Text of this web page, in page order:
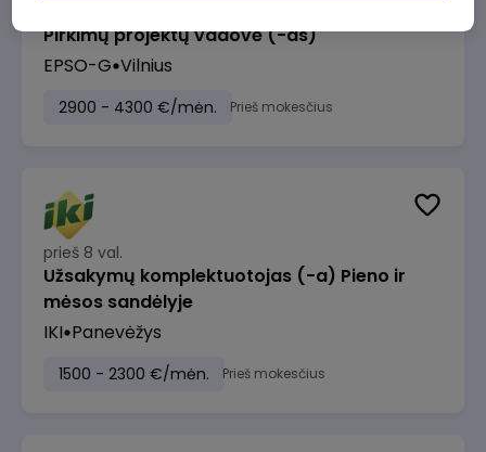
Pirkimų projektų vadovė (-as)
EPSO-G Vilnius
2900 - 4300 €/mėn. Prieš mokesčius
prieš 8 val.
Užsakymų komplektuotojas (-a) Pieno ir
mėsos sandėlyje
IKI Panevėžys
1500 - 2300 €/mėn. Prieš mokesčius